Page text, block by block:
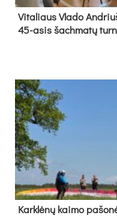
Vi­ta­liaus Vla­do
45-asis šach­ma­tų
Kark­lė­nų kai­mo